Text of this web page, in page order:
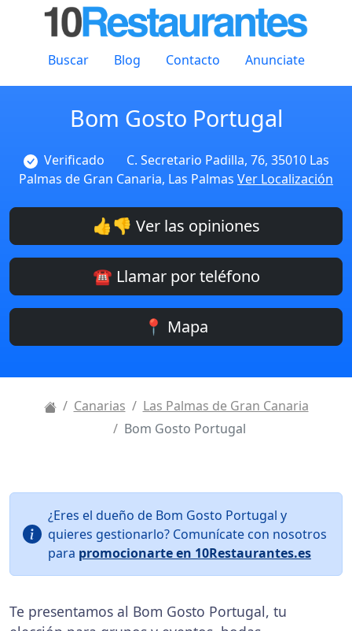
Buscar Blog Contacto Anunciate
Bom Gosto Portugal
Verificado
C. Secretario Padilla, 76, 35010 Las
Palmas de Gran Canaria, Las Palmas Ver Localización
👍👎 Ver las opiniones
☎️ Llamar por teléfono
📍 Mapa
Canarias
Las Palmas de Gran Canaria
Bom Gosto Portugal
¿Eres el dueño de Bom Gosto Portugal y
quieres gestionarlo? Comunícate con nosotros
para promocionarte en 10Restaurantes.es
Te presentamos al Bom Gosto Portugal, tu